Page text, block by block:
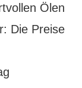
Ölen
Die Preise